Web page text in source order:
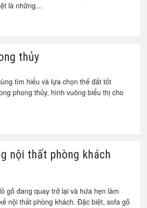
là những…
thủy
tìm hiểu và lựa chọn thế đất tốt
phong thủy, hình vuông biểu thị cho
nội thất phòng khách
gỗ đang quay trở lại và hứa hẹn làm
nội thất phòng khách. Đặc biệt, sofa gỗ